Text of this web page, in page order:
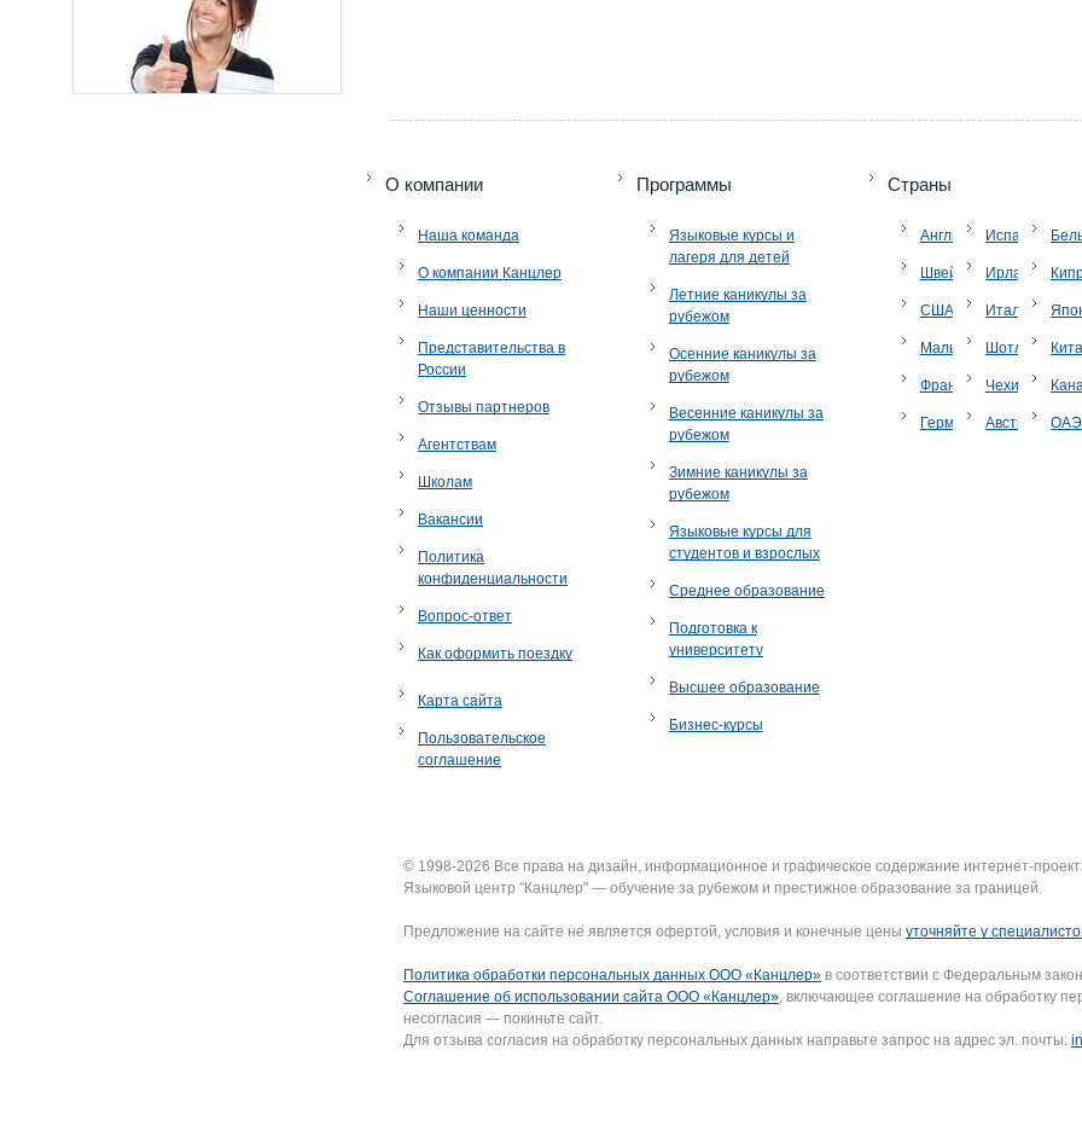
O компании
Наша команда
О компании Канцлер
Наши ценности
Представительства в
России
Отзывы партнеров
Агентствам
Школам
Вакансии
Политика
конфиденциальности
Вопрос-ответ
Как оформить поездку
Карта сайта
Пользовательское
соглашение
Программы
Языковые курсы и
лагеря для детей
Летние каникулы за
рубежом
Осенние каникулы за
рубежом
Весенние каникулы за
рубежом
Зимние каникулы за
рубежом
Языковые курсы для
студентов и взрослых
Среднее образование
Подготовка к
университету
Высшее образование
Бизнес-курсы
Страны
Англия
Швейцария
США
Мальта
Франция
Германия
Испания
Ирландия
Италия
Шотландия
Чехия
Австрия
Кипр
ОАЭ
© 1998-2026 Все права на дизайн, информационное и графическое содержание интернет-
Языковой центр "Канцлер" — обучение за рубежом и престижное образование за границей.
Предложение на сайте не является офертой, условия и конечные цены уточняйте у
Политика обработки персональных данных ООО «Канцлер» в соответствии с Федеральным
Соглашение об использовании сайта ООО «Канцлер», включающее соглашение на обработку
несогласия — покиньте сайт.
Для отзыва согласия на обработку персональных данных направьте запрос на адрес эл. почты: